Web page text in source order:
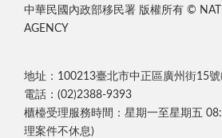
中華民國內政部移民署 版權所有 ©
AGENCY
地址：100213臺北市中正區廣州街15號
電話：(02)2388-9393
櫃檯受理服務時間：星期一至星期五
理案件不休息)